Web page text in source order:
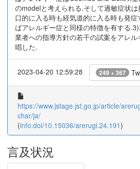
のmodelと考えられる.そして過敏症状
口的に入る時も経気道的に入る時も発
ばアレルギー症と同様の特徴を有する
業者への指導方針の若干の試案をアレ
唱した.
2023-04-20 12:59:28 249 + 367
https://www.jstage.jst.go.jp/article/
char/ja/
(info:doi/10.15036/arerugi.24.191)
言及状況